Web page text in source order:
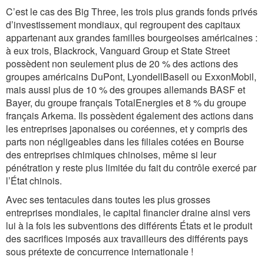
C’est le cas des Big Three, les trois plus grands fonds privés
d’investissement mondiaux, qui regroupent des capitaux
appartenant aux grandes familles bourgeoises américaines :
à eux trois, Blackrock, Vanguard Group et State Street
possèdent non seulement plus de 20 % des actions des
groupes américains DuPont, LyondellBasell ou ExxonMobil,
mais aussi plus de 10 % des groupes allemands BASF et
Bayer, du groupe français TotalEnergies et 8 % du groupe
français Arkema. Ils possèdent également des actions dans
les entreprises japonaises ou coréennes, et y compris des
parts non négligeables dans les filiales cotées en Bourse
des entreprises chimiques chinoises, même si leur
pénétration y reste plus limitée du fait du contrôle exercé par
l’État chinois.
Avec ses tentacules dans toutes les plus grosses
entreprises mondiales, le capital financier draine ainsi vers
lui à la fois les subventions des différents États et le produit
des sacrifices imposés aux travailleurs des différents pays
sous prétexte de concurrence internationale !